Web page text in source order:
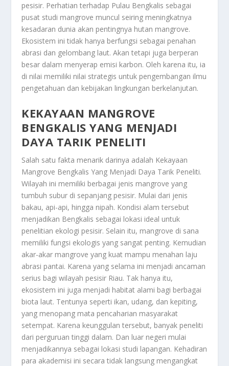
pesisir. Perhatian terhadap Pulau Bengkalis sebagai
pusat studi mangrove muncul seiring meningkatnya
kesadaran dunia akan pentingnya hutan mangrove.
Ekosistem ini tidak hanya berfungsi sebagai penahan
abrasi dan gelombang laut. Akan tetapi juga berperan
besar dalam menyerap emisi karbon. Oleh karena itu, ia
di nilai memiliki nilai strategis untuk pengembangan ilmu
pengetahuan dan kebijakan lingkungan berkelanjutan.
KEKAYAAN MANGROVE
BENGKALIS YANG MENJADI
DAYA TARIK PENELITI
Salah satu fakta menarik darinya adalah Kekayaan
Mangrove Bengkalis Yang Menjadi Daya Tarik Peneliti.
Wilayah ini memiliki berbagai jenis mangrove yang
tumbuh subur di sepanjang pesisir. Mulai dari jenis
bakau, api-api, hingga nipah. Kondisi alam tersebut
menjadikan Bengkalis sebagai lokasi ideal untuk
penelitian ekologi pesisir. Selain itu, mangrove di sana
memiliki fungsi ekologis yang sangat penting. Kemudian
akar-akar mangrove yang kuat mampu menahan laju
abrasi pantai. Karena yang selama ini menjadi ancaman
serius bagi wilayah pesisir Riau. Tak hanya itu,
ekosistem ini juga menjadi habitat alami bagi berbagai
biota laut. Tentunya seperti ikan, udang, dan kepiting,
yang menopang mata pencaharian masyarakat
setempat. Karena keunggulan tersebut, banyak peneliti
dari perguruan tinggi dalam. Dan luar negeri mulai
menjadikannya sebagai lokasi studi lapangan. Kehadiran
para akademisi ini secara tidak langsung mengangkat